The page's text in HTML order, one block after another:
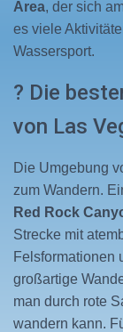
Area, der sich
es viele
Wassersport.
? Die
von Las
Die Umgebung
zum Wandern.
Red Rock
Strecke mit
Felsformationen
großartige
man durch rote
wandern kann.